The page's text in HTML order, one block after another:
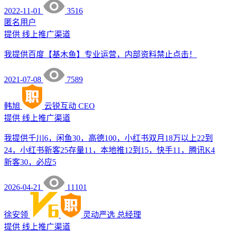
2022-11-01
3516
匿名用户
提供 线上推广渠道
我提供百度【基木鱼】专业运营，内部资料禁止点击！
2021-07-08 7589
韩旭 云锐互动 CEO
提供 线上推广渠道
我提供千川6，闲鱼30，高德100，小红书双月18万以上22到
24，小红书新客25存量11，本地推12到15，快手11，腾讯K4
新客30，必应5
2026-04-21 11101
徐安领 灵动严选 总经理
提供 线上推广渠道